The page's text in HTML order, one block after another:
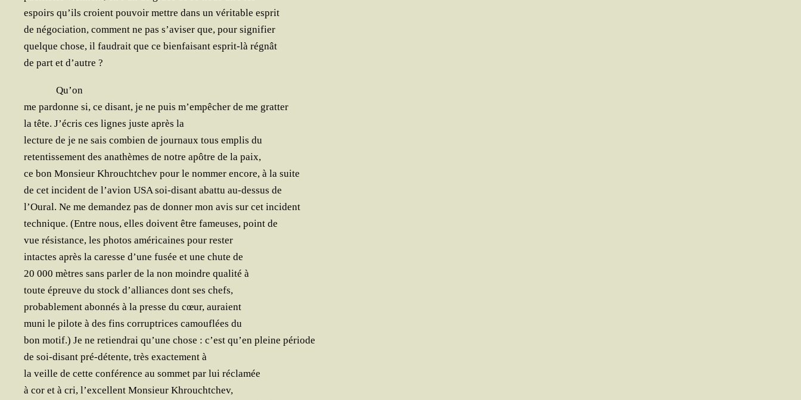
espoirs qu’ils croient pou­voir mettre dans un véri­table esprit
de négo­cia­tion, com­ment ne pas s’a­vi­ser que, pour signifier
quelque chose, il fau­drait que ce bien­fai­sant esprit-là régnât
de part et d’autre ?
Qu’on
me par­donne si, ce disant, je ne puis m’empêcher de me gratter
la tête. J’é­cris ces lignes juste après la
lec­ture de je ne sais com­bien de jour­naux tous emplis du
reten­tis­se­ment des ana­thèmes de notre apôtre de la paix,
ce bon Mon­sieur Khroucht­chev pour le nom­mer encore, à la suite
de cet inci­dent de l’a­vion USA soi-disant abat­tu au-des­sus de
l’Ou­ral. Ne me deman­dez pas de don­ner mon avis sur cet incident
tech­nique. (Entre nous, elles doivent être fameuses, point de
vue résis­tance, les pho­tos amé­ri­caines pour rester
intactes après la caresse d’une fusée et une chute de
20 000 mètres sans par­ler de la non moindre qua­li­té à
toute épreuve du stock d’al­liances dont ses chefs,
pro­ba­ble­ment abon­nés à la presse du cœur, auraient
muni le pilote à des fins cor­rup­trices camou­flées du
bon motif.) Je ne retien­drai qu’une chose : c’est qu’en pleine période
de soi-disant pré-détente, très exac­te­ment à
la veille de cette confé­rence au som­met par lui réclamée
à cor et à cri, l’ex­cellent Mon­sieur Khrouchtchev,